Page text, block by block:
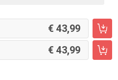
43,99
43,99